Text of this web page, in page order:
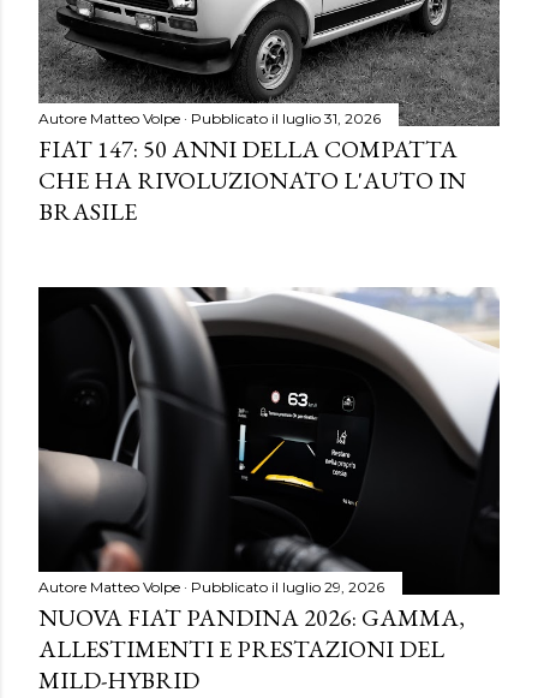
Autore Matteo Volpe Pubblicato il luglio 31, 2026
FIAT 147: 50 ANNI DELLA COMPATTA
CHE HA RIVOLUZIONATO L'AUTO IN
BRASILE
Autore Matteo Volpe Pubblicato il luglio 29, 2026
NUOVA FIAT PANDINA 2026: GAMMA,
ALLESTIMENTI E PRESTAZIONI DEL
MILD-HYBRID